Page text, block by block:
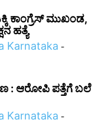
ಕಾಂಗ್ರೆಸ್ ಮುಖಂಡ,
ಹತ್ಯೆ
Karnataka -
: ಆರೋಪಿ ಪತ್ತೆಗೆ ಬಲೆ
Karnataka -